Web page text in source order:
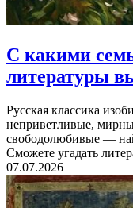
С какими
литературы
Русская классика
неприветливые,
свободолюбивые —
Сможете угадать
07.07.2026